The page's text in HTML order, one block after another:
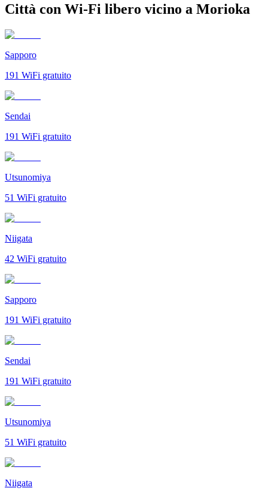
Città con Wi-Fi libero vicino a Morioka
Sapporo
191 WiFi gratuito
Sendai
191 WiFi gratuito
Utsunomiya
51 WiFi gratuito
Niigata
42 WiFi gratuito
Sapporo
191 WiFi gratuito
Sendai
191 WiFi gratuito
Utsunomiya
51 WiFi gratuito
Niigata